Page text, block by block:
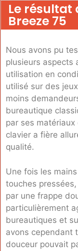
Le résultat
Breeze 75
Nous avons pu
plusieurs aspects
utilisation en
utilisé sur des
moins
bureautique
par ses
clavier a fière
qualité.
Une fois les
touches
par une frappe
particulièrement
bureautiques et
avons cependant
douceur pouvait